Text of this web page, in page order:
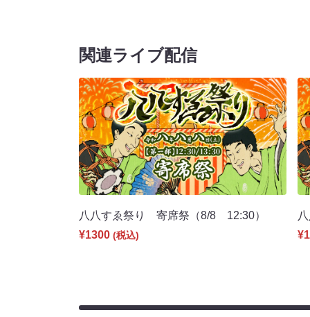
関連ライブ配信
八八すゑ祭り 寄席祭（8/8 12:30）
¥1300 (税込)